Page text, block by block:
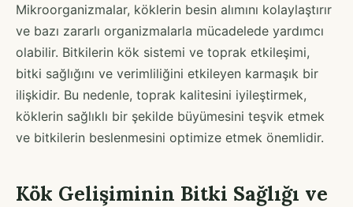
Mikroorganizmalar, köklerin besin alımını kolaylaştırır
ve bazı zararlı organizmalarla mücadelede yardımcı
olabilir. Bitkilerin kök sistemi ve toprak etkileşimi,
bitki sağlığını ve verimliliğini etkileyen karmaşık bir
ilişkidir. Bu nedenle, toprak kalitesini iyileştirmek,
köklerin sağlıklı bir şekilde büyümesini teşvik etmek
ve bitkilerin beslenmesini optimize etmek önemlidir.
Kök Gelişiminin Bitki Sağlığı ve